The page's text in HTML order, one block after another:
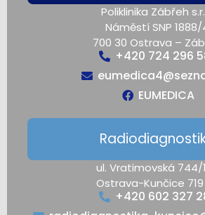
Poliklinika Zábřeh
Náměstí SNP 1888/
700 30 Ostrava –
+420 724 296
EUMEDICA
ul. Vratimovská 744/
Ostrava-Kunčice
+420 602 327